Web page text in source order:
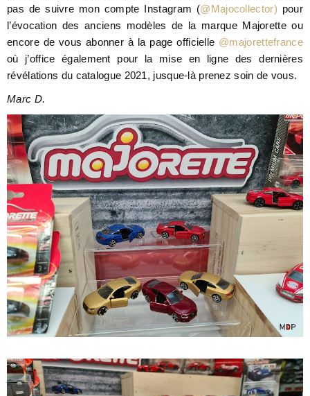
pas de suivre mon compte Instagram (@Majocollector) pour
l’évocation des anciens modèles de la marque Majorette ou
encore de vous abonner à la page officielle @majorettefrance
où j’office également pour la mise en ligne des dernières
révélations du catalogue 2021, jusque-là prenez soin de vous.
Marc D.